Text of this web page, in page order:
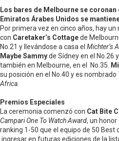
Los bares de Melbourne se
Emiratos Árabes Unidos se
Por primera vez en cinco años, hay un
con Caretaker’s Cottagede
No.21 y llevándose a casa el Michter’s
Maybe Sammyde Sídney en el No.26
también en Melbourne, en el No.35.
su posición en el No.40 y es nombrado
Africa.
Premios Especiales
La ceremonia comenzó con Cat Bite
Campari One To Watch Award, un
ranking 1-50 que el equipo de 50 Best
ingresar en futuras ediciones de la